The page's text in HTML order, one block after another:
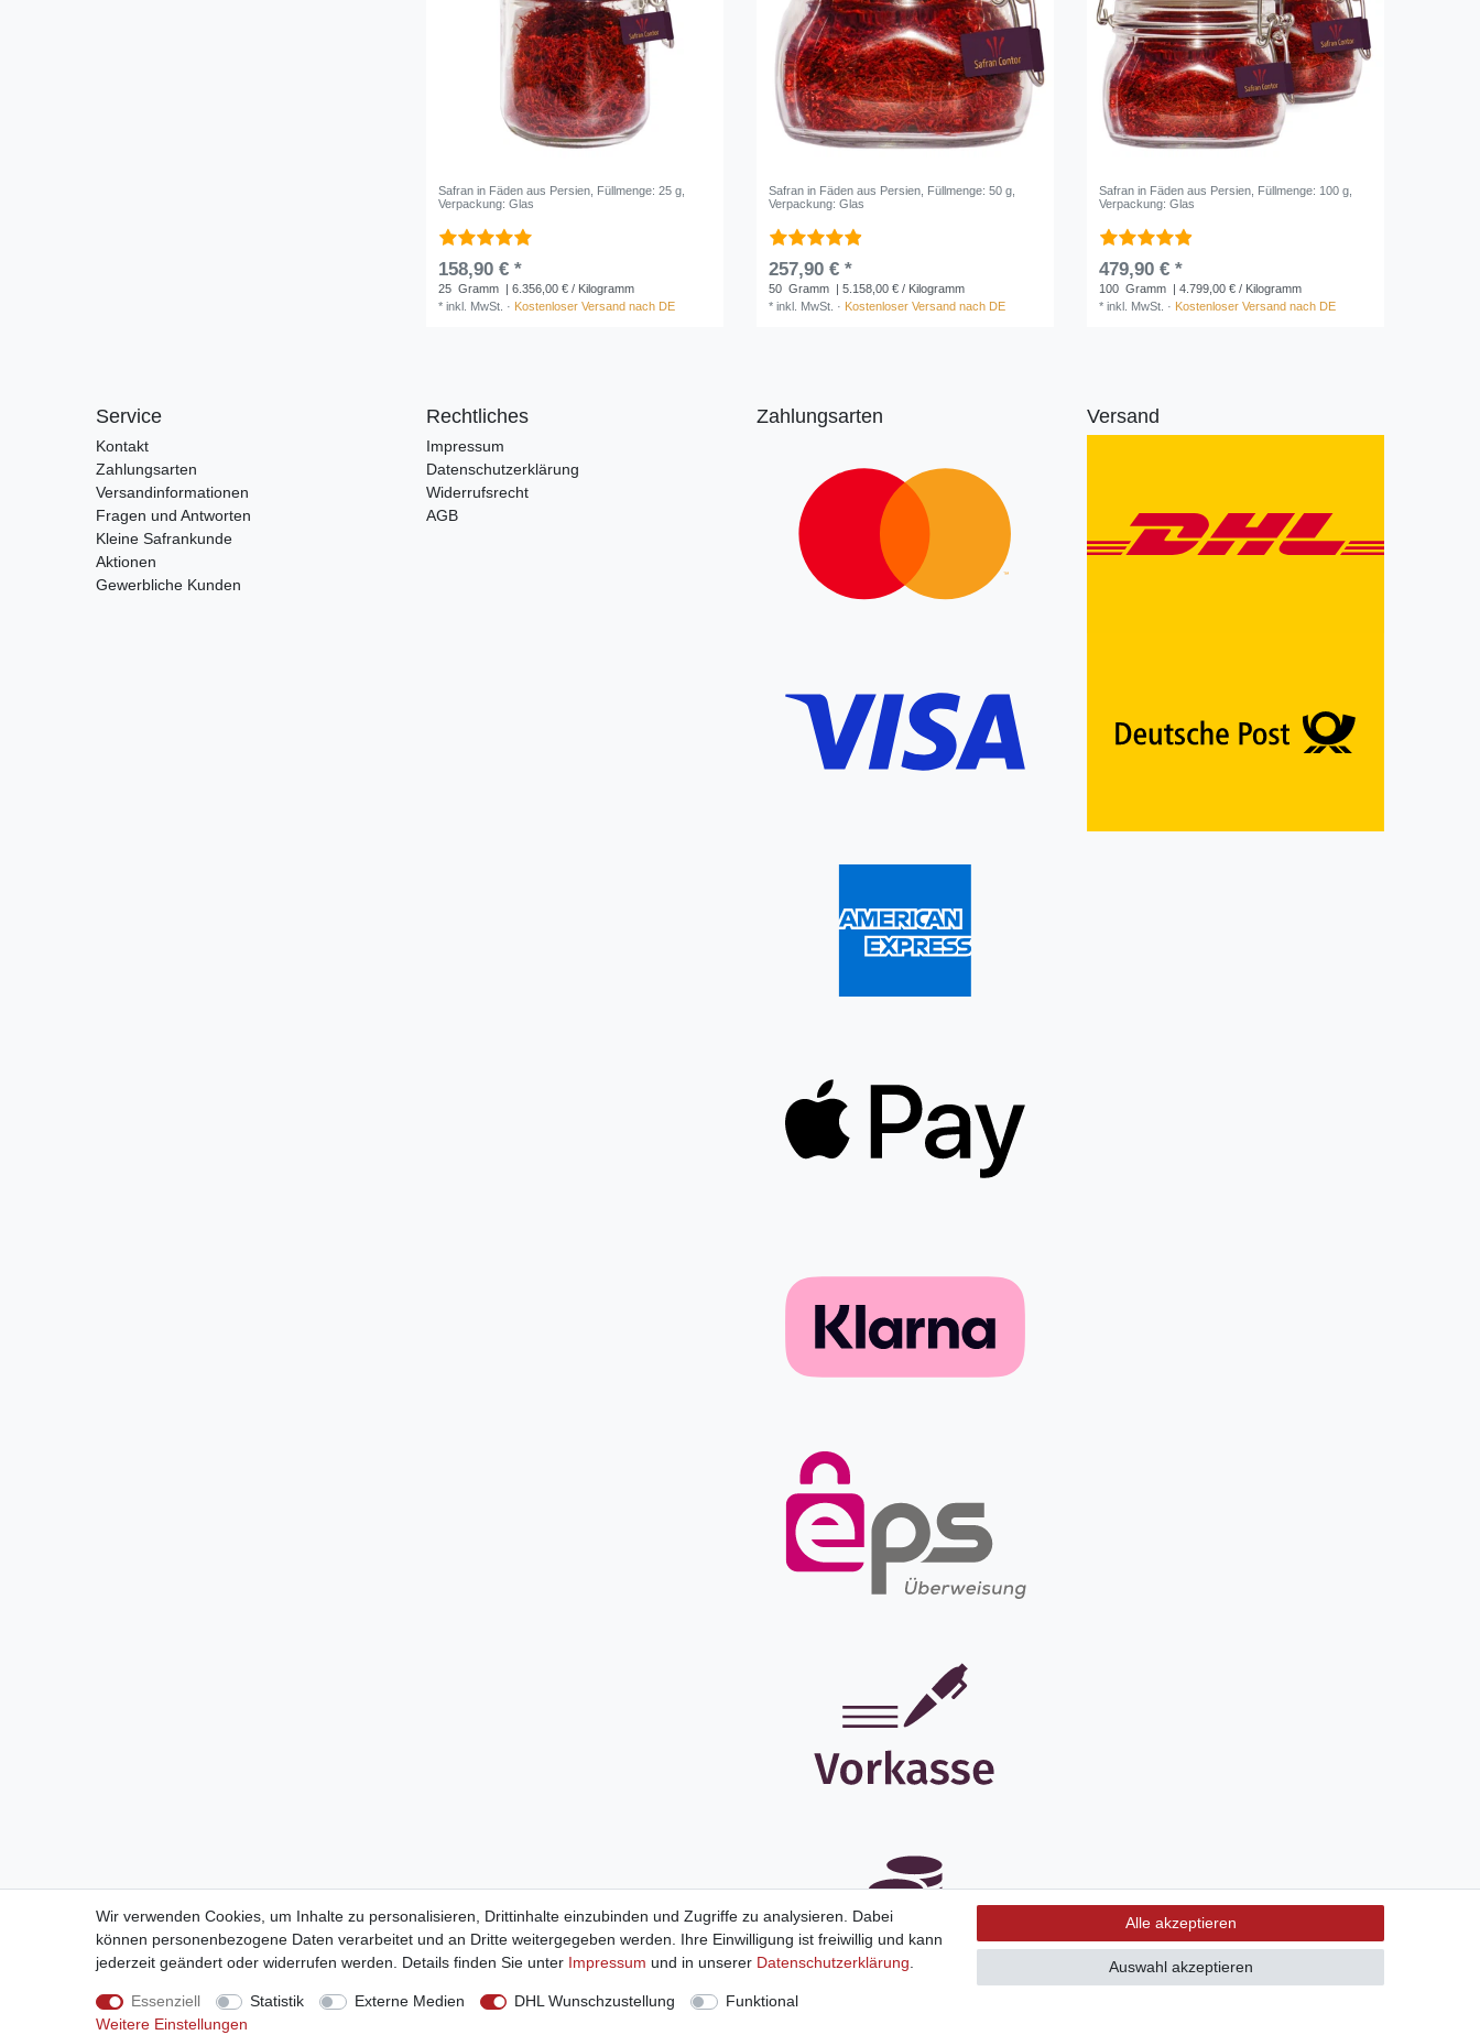
Safran in Fäden aus Persien , Füllmenge: 25 g
Verpackung: Glas
158,90 € *
25 Gramm
| 6.356,00 € / Kilogramm
*inkl. MwSt. · Kostenloser Versand nach DE
Safran in Fäden aus Persien , Füllmenge: 50 g
Verpackung: Glas
257,90 € *
50 Gramm
| 5.158,00 € / Kilogramm
*inkl. MwSt. · Kostenloser Versand nach DE
Safran in Fäden aus Persien , Füllmenge: 100 g
Verpackung: Glas
479,90 € *
100 Gramm
| 4.799,00 € / Kilogramm
*inkl. MwSt. · Kostenloser Versand nach DE
Service
Kontakt
Zahlungsarten
Versandinformationen
Fragen und Antworten
Kleine Safrankunde
Aktionen
Gewerbliche Kunden
Rechtliches
Impressum
Datenschutzerklärung
Widerrufsrecht
AGB
Zahlungsarten Versand
Wir verwenden Cookies, um Inhalte zu personalisieren, Drittinhalte einzubinden und Zugriffe zu analysieren. Dabei
können personenbezogene Daten verarbeitet und an Dritte weitergegeben werden. Ihre Einwilligung ist freiwillig und kann
jederzeit geändert oder widerrufen werden. Details finden Sie unter Impressum und in unserer Daten­schutz­erklärung
Essenziell Statistik Externe Medien DHL Wunschzustellung
Funktional
Weitere Einstellungen
Alle akzeptieren
Auswahl akzeptieren